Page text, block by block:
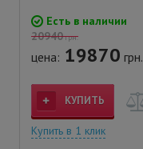
Есть в наличии
20940грн.
цена: 19870 грн.
КУПИТЬ
Купить в 1 клик